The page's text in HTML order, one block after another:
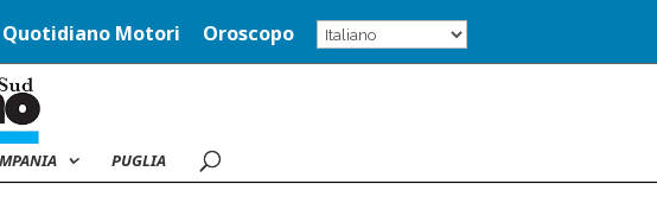
Quotidiano Motori Oroscopo
PUGLIA